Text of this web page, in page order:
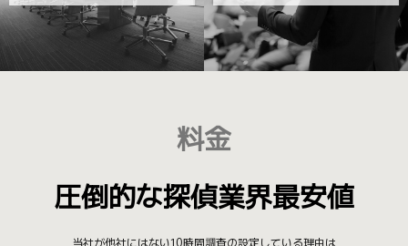
料金
圧倒的な探偵業界最安値
当社が他社にはない10時間調査の設定している理由は